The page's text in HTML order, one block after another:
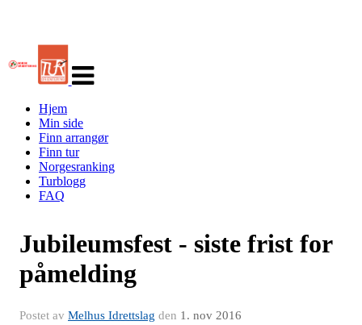
navigasjon
Hjem
Min side
Finn arrangør
Finn tur
Norgesranking
Turblogg
FAQ
Jubileumsfest - siste frist for
påmelding
Postet av Melhus Idrettslag den 1. nov 2016